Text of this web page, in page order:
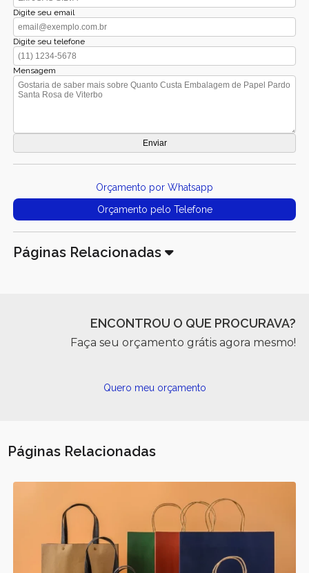
Digite seu email
Digite seu telefone
Mensagem
Orçamento por Whatsapp
Orçamento pelo Telefone
Páginas Relacionadas
ENCONTROU O QUE PROCURAVA?
Faça seu orçamento grátis agora mesmo!
Quero meu orçamento
Páginas Relacionadas